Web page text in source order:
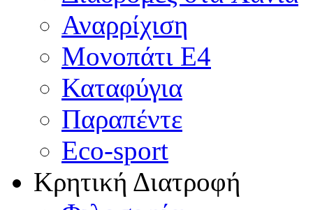
Αναρρίχιση
Μονοπάτι Ε4
Καταφύγια
Παραπέντε
Eco-sport
Κρητική Διατροφή